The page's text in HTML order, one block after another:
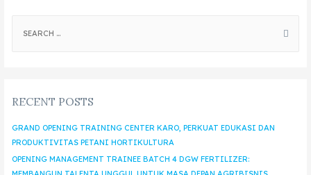
RECENT POSTS
GRAND OPENING TRAINING CENTER KARO, PERKUAT EDUKASI DAN
PRODUKTIVITAS PETANI HORTIKULTURA
OPENING MANAGEMENT TRAINEE BATCH 4 DGW FERTILIZER: